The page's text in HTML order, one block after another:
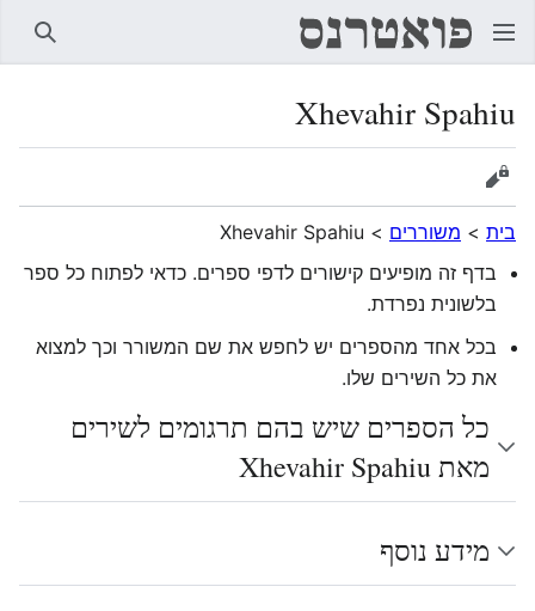
Xhevahir Spahiu
הצגת מקור
בית > משוררים >
Xhevahir Spahiu
בדף זה מופיעים קישורים לדפי ספרים. כדאי לפתוח כל ספר
בלשונית נפרדת.
בכל אחד מהספרים יש לחפש את שם המשורר וכך למצוא
את כל השירים שלו.
כל הספרים שיש בהם תרגומים לשירים
מאת Xhevahir Spahiu
מידע נוסף